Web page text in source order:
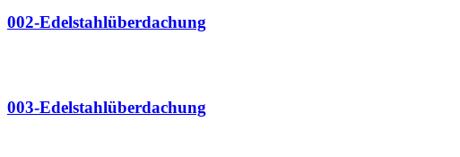
002-Edelstahlüberdachung
003-Edelstahlüberdachung